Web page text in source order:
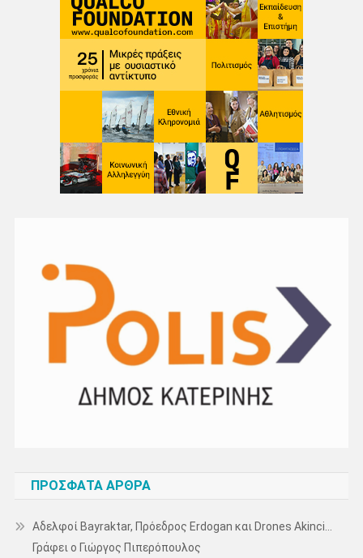
ΠΡΌΣΦΑΤΑ ΆΡΘΡΑ
Αδελφοί Bayraktar, Πρόεδρος Erdogan και Drones Akinci…
Γράφει ο Γιώργος Πιπερόπουλος